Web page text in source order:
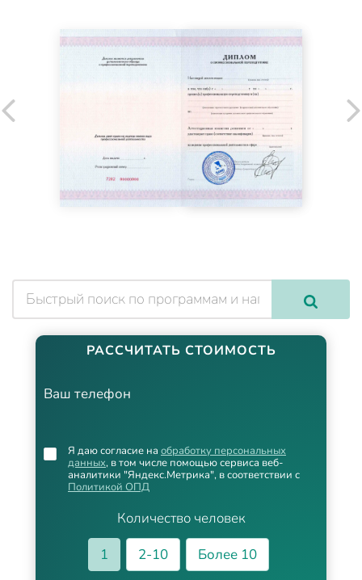
РАССЧИТАТЬ СТОИМОСТЬ
Ваш телефон
Количество человек
1
2-10
Более 10
Я даю согласие на обработку персональных
данных, в том числе помощью сервиса веб-
аналитики "Яндекс.Метрика", в соответствии с
Политикой ОПД